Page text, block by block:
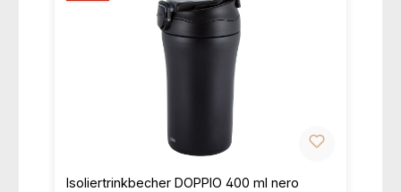
Isoliertrinkbecher DOPPIO 400 ml nero